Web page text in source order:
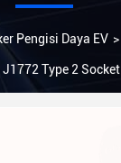
Pengisi Daya EV >
Type 2 Socket